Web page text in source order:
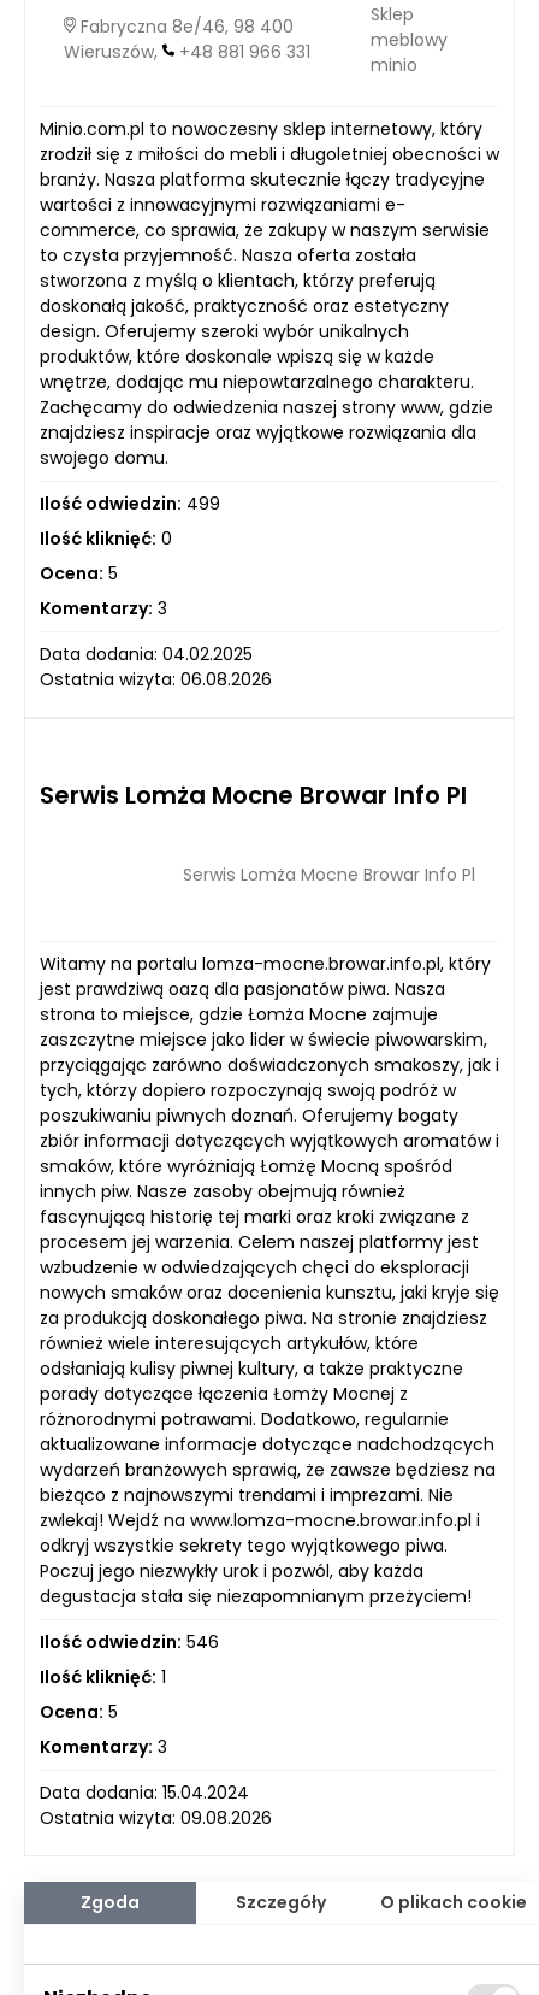
Fabryczna 8e/46, 98 400
Wieruszów,
+48 881 966 331
Sklep
meblowy
minio
Minio.com.pl to nowoczesny sklep internetowy, który
zrodził się z miłości do mebli i długoletniej obecności w
branży. Nasza platforma skutecznie łączy tradycyjne
wartości z innowacyjnymi rozwiązaniami e-
commerce, co sprawia, że zakupy w naszym serwisie
to czysta przyjemność. Nasza oferta została
stworzona z myślą o klientach, którzy preferują
doskonałą jakość, praktyczność oraz estetyczny
design. Oferujemy szeroki wybór unikalnych
produktów, które doskonale wpiszą się w każde
wnętrze, dodając mu niepowtarzalnego charakteru.
Zachęcamy do odwiedzenia naszej strony www, gdzie
znajdziesz inspiracje oraz wyjątkowe rozwiązania dla
swojego domu.
Ilość odwiedzin: 499
Ilość kliknięć: 0
Ocena: 5
Komentarzy: 3
Data dodania: 04.02.2025
Ostatnia wizyta: 06.08.2026
Serwis Lomża Mocne Browar Info Pl
Serwis Lomża Mocne Browar Info Pl
Witamy na portalu lomza-mocne.browar.info.pl, który
jest prawdziwą oazą dla pasjonatów piwa. Nasza
strona to miejsce, gdzie Łomża Mocne zajmuje
zaszczytne miejsce jako lider w świecie piwowarskim,
przyciągając zarówno doświadczonych smakoszy, jak i
tych, którzy dopiero rozpoczynają swoją podróż w
poszukiwaniu piwnych doznań. Oferujemy bogaty
zbiór informacji dotyczących wyjątkowych aromatów i
smaków, które wyróżniają Łomżę Mocną spośród
innych piw. Nasze zasoby obejmują również
fascynującą historię tej marki oraz kroki związane z
procesem jej warzenia. Celem naszej platformy jest
wzbudzenie w odwiedzających chęci do eksploracji
nowych smaków oraz docenienia kunsztu, jaki kryje się
za produkcją doskonałego piwa. Na stronie znajdziesz
również wiele interesujących artykułów, które
odsłaniają kulisy piwnej kultury, a także praktyczne
porady dotyczące łączenia Łomży Mocnej z
różnorodnymi potrawami. Dodatkowo, regularnie
aktualizowane informacje dotyczące nadchodzących
wydarzeń branżowych sprawią, że zawsze będziesz na
bieżąco z najnowszymi trendami i imprezami. Nie
zwlekaj! Wejdź na www.lomza-mocne.browar.info.pl i
odkryj wszystkie sekrety tego wyjątkowego piwa.
Poczuj jego niezwykły urok i pozwól, aby każda
degustacja stała się niezapomnianym przeżyciem!
Ilość odwiedzin: 546
Ilość kliknięć: 1
Ocena: 5
Komentarzy: 3
Data dodania: 15.04.2024
Ostatnia wizyta: 09.08.2026
Zgoda Szczegóły O plikach cookie